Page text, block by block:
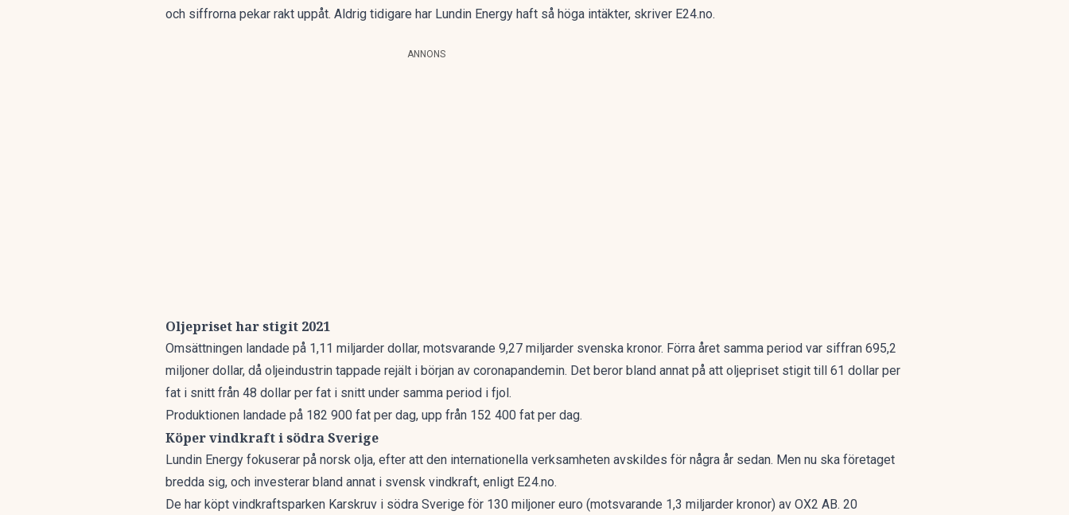
och siffrorna pekar rakt uppåt. Aldrig tidigare har Lundin Energy haft så höga intäkter, skriver E24.no.
ANNONS
Oljepriset har stigit 2021
Omsättningen landade på 1,11 miljarder dollar, motsvarande 9,27 miljarder svenska kronor. Förra året samma period var siffran 695,2
miljoner dollar, då oljeindustrin tappade rejält i början av coronapandemin. Det beror bland annat på att oljepriset stigit till 61 dollar per
fat i snitt från 48 dollar per fat i snitt under samma period i fjol.
Produktionen landade på 182 900 fat per dag, upp från 152 400 fat per dag.
Köper vindkraft i södra Sverige
Lundin Energy fokuserar på norsk olja, efter att den internationella verksamheten avskildes för några år sedan. Men nu ska företaget
bredda sig, och investerar bland annat i svensk vindkraft, enligt E24.no.
De har köpt vindkraftsparken Karskruv i södra Sverige för 130 miljoner euro (motsvarande 1,3 miljarder kronor) av OX2 AB. 20